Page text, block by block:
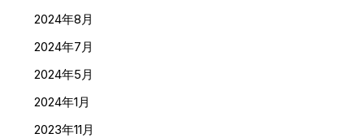
2024年8月
2024年7月
2024年5月
2024年1月
2023年11月